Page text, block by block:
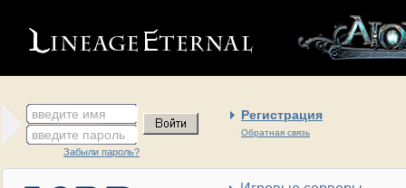
введите имя Регистрация
Обратная связь
введите пароль
Забыли пароль?